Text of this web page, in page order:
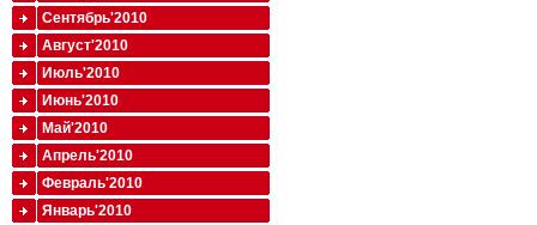
Сентябрь'2010
Август'2010
Июль'2010
Июнь'2010
Май'2010
Апрель'2010
Февраль'2010
Январь'2010